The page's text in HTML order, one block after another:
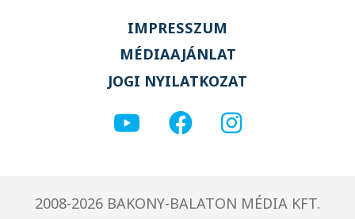
IMPRESSZUM
MÉDIAAJÁNLAT
JOGI NYILATKOZAT
2008-2026 BAKONY-BALATON MÉDIA KFT.